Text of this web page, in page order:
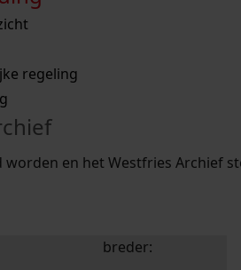
met een aantal zoektips.
met een aantal zoektips.
regeling
worden en het Westfries Archief
zoektips
uw zoekopdracht te
breder: